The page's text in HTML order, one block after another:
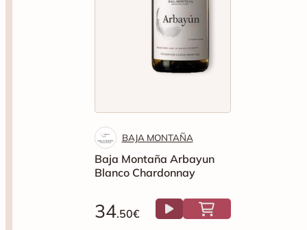
BAJA MONTAÑA
Baja Montaña Arbayun
Blanco Chardonnay
34.50€